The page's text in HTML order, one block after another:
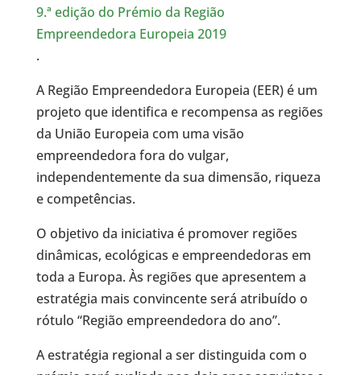
9.ª edição do Prémio da Região
Empreendedora Europeia 2019
.
A Região Empreendedora Europeia (EER) é um
projeto que identifica e recompensa as regiões
da União Europeia com uma visão
empreendedora fora do vulgar,
independentemente da sua dimensão, riqueza
e competências.
O objetivo da iniciativa é promover regiões
dinâmicas, ecológicas e empreendedoras em
toda a Europa. Às regiões que apresentem a
estratégia mais convincente será atribuído o
rótulo “Região empreendedora do ano”.
A estratégia regional a ser distinguida com o